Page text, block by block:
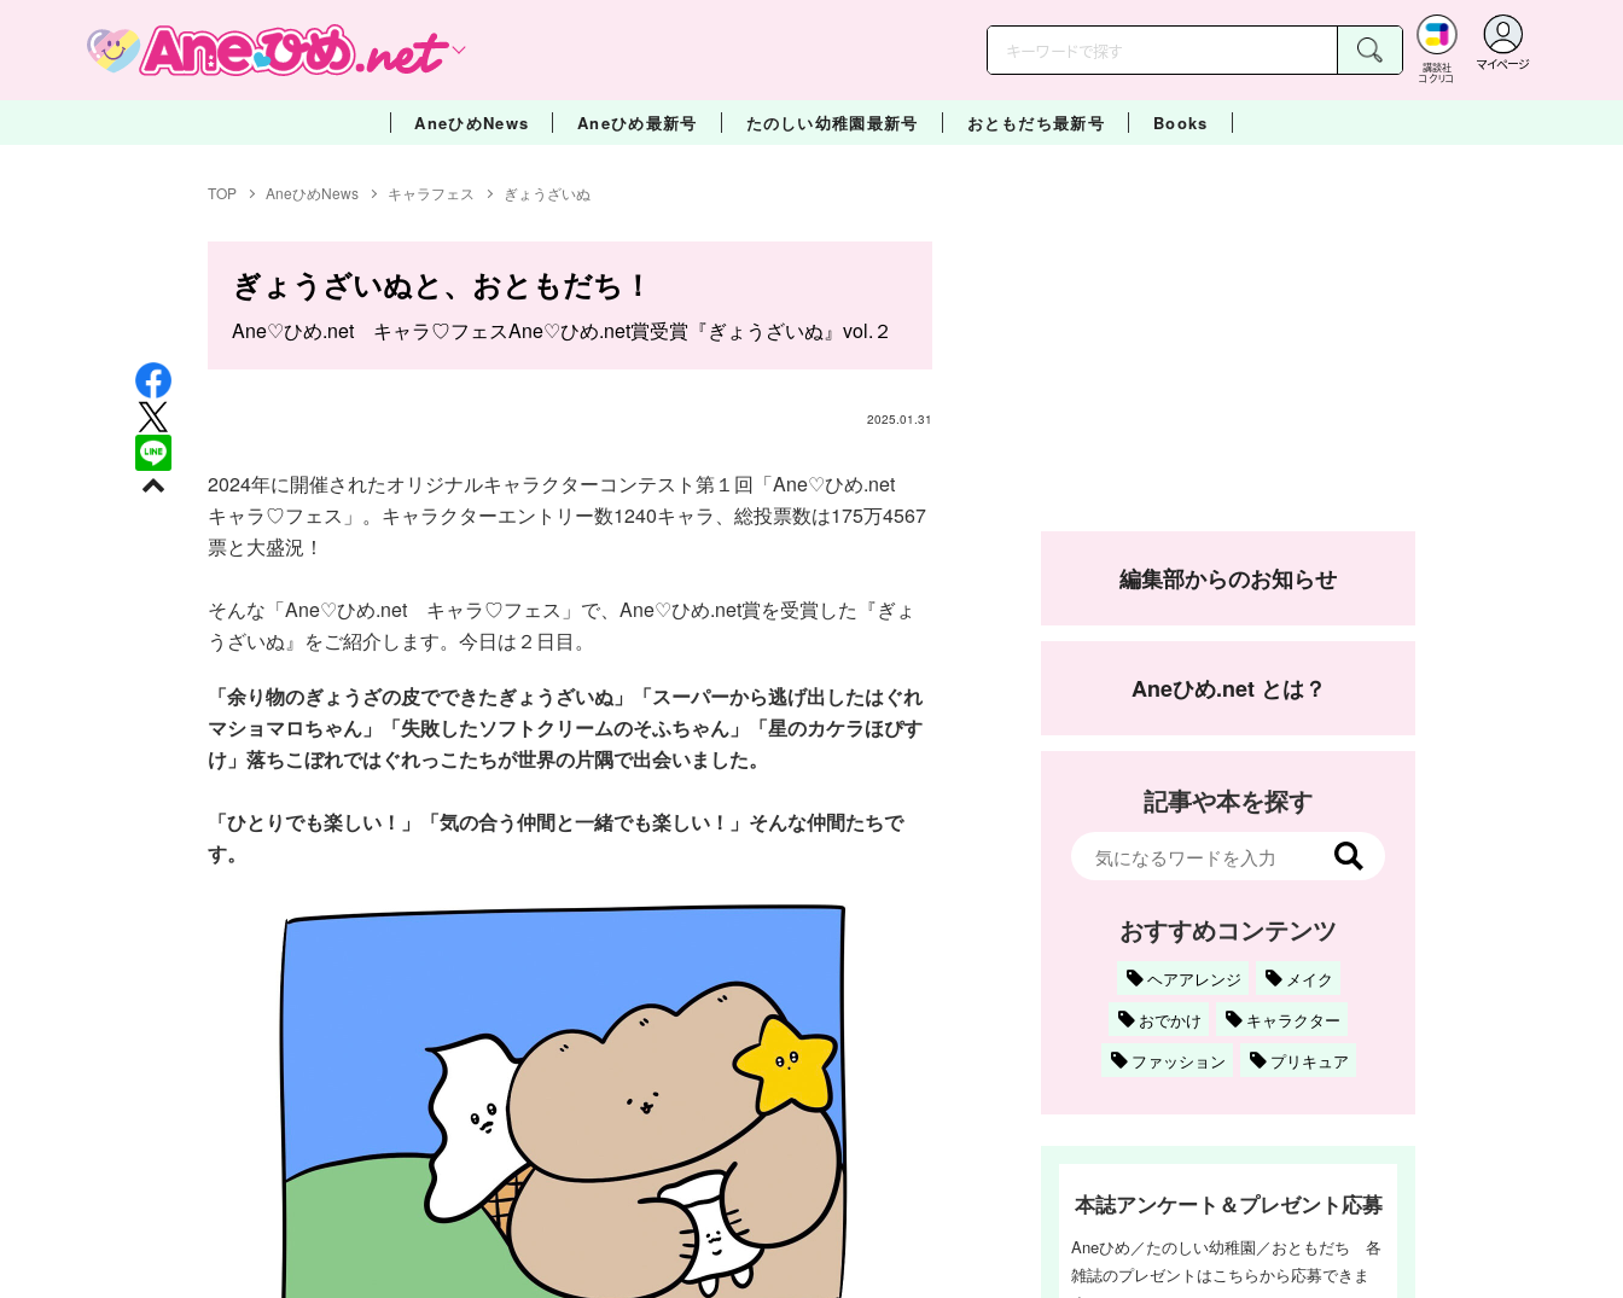
講談社
コクリコ
マイページ
AneひめNews Aneひめ最新号 たのしい幼稚園最新号 おともだち最新号 Books
TOP AneひめNews キャラフェス ぎょうざいぬ
ぎょうざいぬと、おともだち！
Ane♡ひめ.net キャラ♡フェスAne♡ひめ.net賞受賞『ぎょうざいぬ』vol.２
2025.01.31
2024年に開催されたオリジナルキャラクターコンテスト第１回「Ane♡ひめ.net
キャラ♡フェス」。キャラクターエントリー数1240キャラ、総投票数は175万4567
票と大盛況！
そんな「Ane♡ひめ.net キャラ♡フェス」で、Ane♡ひめ.net賞を受賞した『ぎょ
うざいぬ』をご紹介します。今日は２日目。
「余り物のぎょうざの皮でできたぎょうざいぬ」「スーパーから逃げ出したはぐれ
マショマロちゃん」「失敗したソフトクリームのそふちゃん」「星のカケラほぴす
け」落ちこぼれではぐれっこたちが世界の片隅で出会いました。
「ひとりでも楽しい！」「気の合う仲間と一緒でも楽しい！」そんな仲間たちで
す。
編集部からのお知らせ
Aneひめ.net とは？
記事や本を探す
おすすめコンテンツ
ヘアアレンジ
メイク
おでかけ
キャラクター
ファッション
プリキュア
本誌アンケート＆プレゼント応募
Aneひめ／たのしい幼稚園／おともだち 各
雑誌のプレゼントはこちらから応募できま